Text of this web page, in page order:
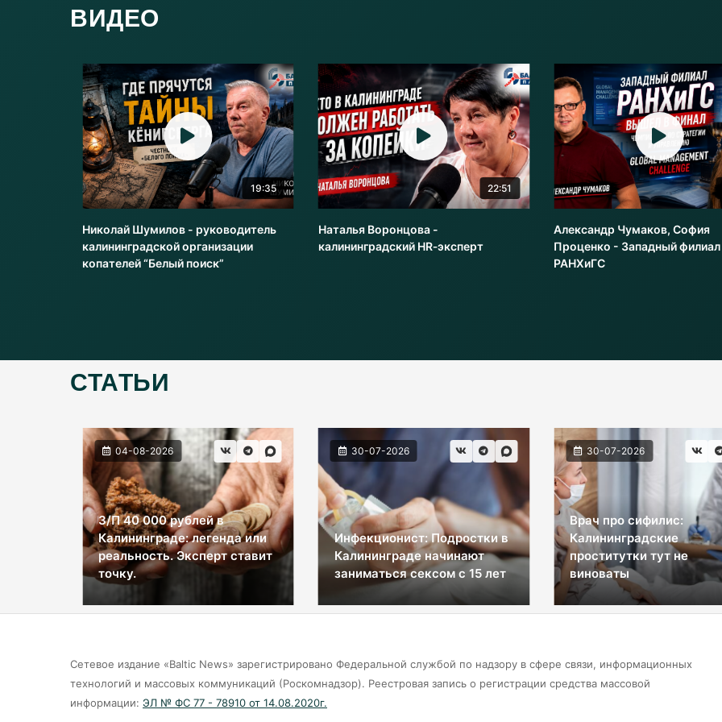
ВИДЕО
19:35
Николай Шумилов - руководитель
калининградской организации
копателей “Белый поиск”
22:51
Наталья Воронцова -
калининградский HR‑эксперт
Александр Чумаков, София
Проценко - Западный филиал
РАНХиГС
СТАТЬИ
04-08-2026
З/П 40 000 рублей в
Калининграде: легенда или
реальность. Эксперт ставит
точку.
30-07-2026
Инфекционист: Подростки в
Калининграде начинают
заниматься сексом с 15 лет
30-07-2026
Врач про сифилис:
Калининградские
проститутки тут не
виноваты
Сетевое издание «Baltic News» зарегистрировано Федеральной службой по надзору в сфере связи, информационных
технологий и массовых коммуникаций (Роскомнадзор). Реестровая запись о регистрации средства массовой
информации: ЭЛ № ФС 77 - 78910 от 14.08.2020г.